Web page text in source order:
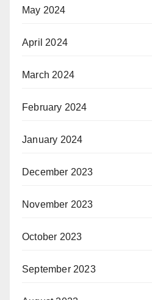
May 2024
April 2024
March 2024
February 2024
January 2024
December 2023
November 2023
October 2023
September 2023